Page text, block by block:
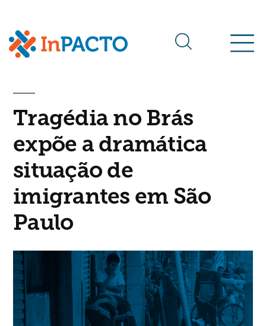
Brás
Tragédia no Brás
expõe a dramática
situação de
imigrantes em São
Paulo